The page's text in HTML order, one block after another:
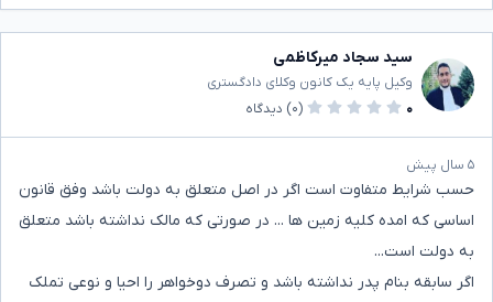
سید سجاد میرکاظمی
وکیل پایه یک کانون وکلای دادگستری
۰
(۰) دیدگاه
۵ سال پیش
حسب شرایط متفاوت است اگر در اصل متعلق به دولت باشد وفق قانون
اساسی که امده کلیه زمین ها ... در صورتی که مالک نداشته باشد متعلق
به دولت است...
اگر سابقه بنام پدر نداشته باشد و تصرف دوخواهر را احیا و نوعی تملک